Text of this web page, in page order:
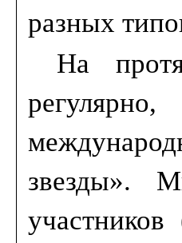
разных
На
звезды».